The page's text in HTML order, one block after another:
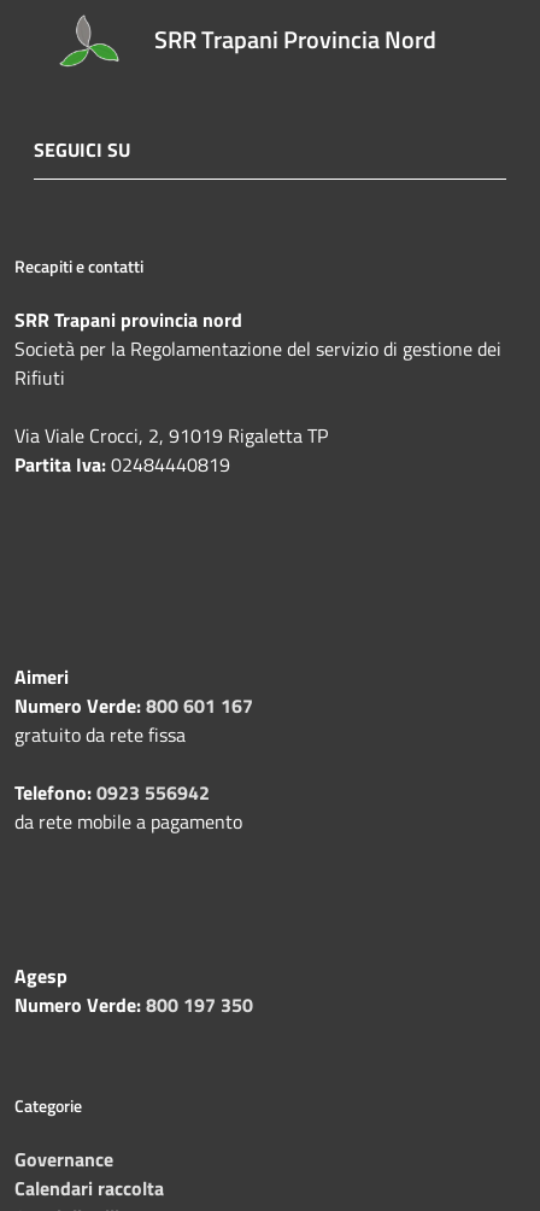
SRR Trapani Provincia Nord
SEGUICI SU
Recapiti e contatti
SRR Trapani provincia nord
Società per la Regolamentazione del servizio di gestione dei
Rifiuti
Via Viale Crocci, 2, 91019 Rigaletta TP
Partita Iva:02484440819
Aimeri
Numero Verde:800 601 167
gratuito da rete fissa
Telefono:0923 556942
da rete mobile a pagamento
Agesp
Numero Verde:800 197 350
Categorie
Governance
Calendari raccolta